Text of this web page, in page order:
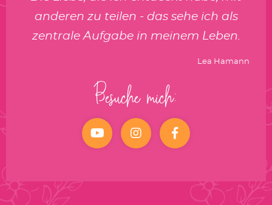
anderen zu teilen - das sehe ich als
zentrale Aufgabe in meinem Leben.
Lea Hamann
Besuche mich:
YouTubeInstagramfacebook